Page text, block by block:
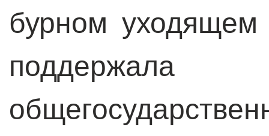
бурном уходящем